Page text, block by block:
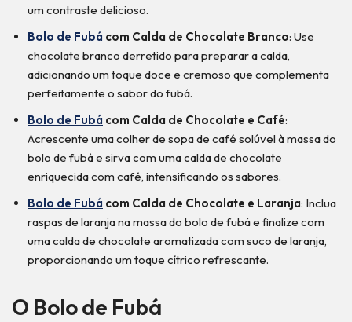
um contraste delicioso.
Bolo de Fubá com Calda de Chocolate Branco: Use
chocolate branco derretido para preparar a calda,
adicionando um toque doce e cremoso que complementa
perfeitamente o sabor do fubá.
Bolo de Fubá com Calda de Chocolate e Café:
Acrescente uma colher de sopa de café solúvel à massa do
bolo de fubá e sirva com uma calda de chocolate
enriquecida com café, intensificando os sabores.
Bolo de Fubá com Calda de Chocolate e Laranja: Inclua
raspas de laranja na massa do bolo de fubá e finalize com
uma calda de chocolate aromatizada com suco de laranja,
proporcionando um toque cítrico refrescante.
O Bolo de Fubá